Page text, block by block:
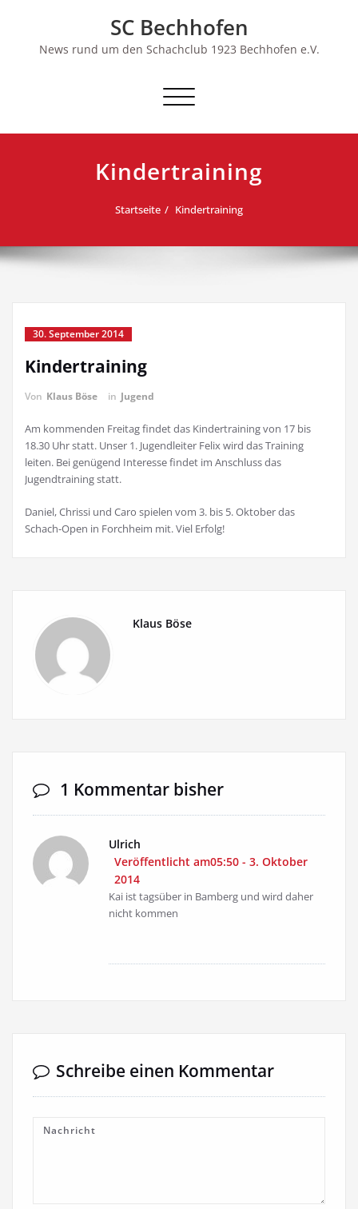
SC Bechhofen
News rund um den Schachclub 1923 Bechhofen e.V.
Schalte
Kindertraining
Startseite Kindertraining
30. September 2014
Kindertraining
Von Klaus Böse in Jugend
Am kommenden Freitag findet das Kindertraining von 17 bis
18.30 Uhr statt. Unser 1. Jugendleiter Felix wird das Training
leiten. Bei genügend Interesse findet im Anschluss das
Jugendtraining statt.
Daniel, Chrissi und Caro spielen vom 3. bis 5. Oktober das
Schach-Open in Forchheim mit. Viel Erfolg!
Klaus Böse
1 Kommentar bisher
Ulrich
Veröffentlicht am05:50 - 3. Oktober
2014
Kai ist tagsüber in Bamberg und wird daher
nicht kommen
Schreibe einen Kommentar